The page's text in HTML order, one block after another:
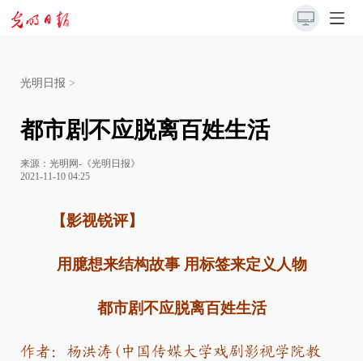
光明日报 >
都市剧不应脱离百姓生活
来源： 光明网-《光明日报》
2021-11-10 04:25
【影视锐评】
用臆想来结构故事 用标签来定义人物
都市剧不应脱离百姓生活
作者：杨洪涛(中国传媒大学戏剧影视学院教